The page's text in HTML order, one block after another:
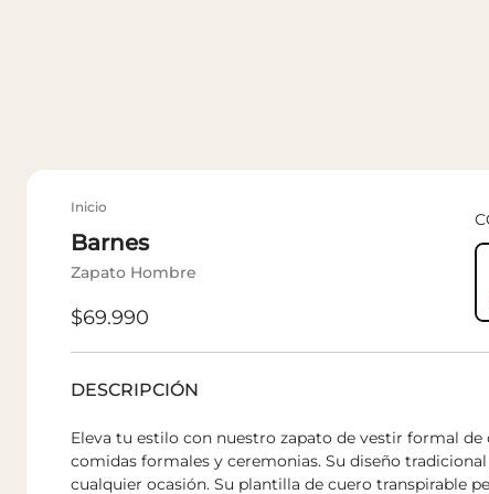
Inicio
Zapato Hombre
Barnes
Precio
$69.990
DESCRIPCIÓN
Eleva tu estilo con nuestro zapato de vestir formal
comidas formales y ceremonias. Su diseño
cualquier ocasión. Su plantilla de cuero transpirable